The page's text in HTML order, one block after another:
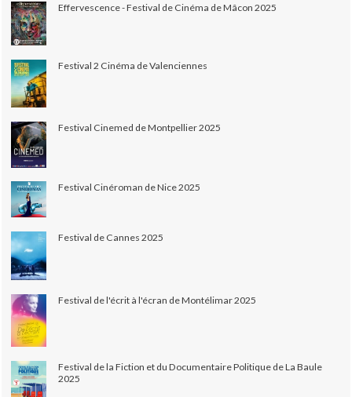
Effervescence - Festival de Cinéma de Mâcon 2025
Festival 2 Cinéma de Valenciennes
Festival Cinemed de Montpellier 2025
Festival Cinéroman de Nice 2025
Festival de Cannes 2025
Festival de l'écrit à l'écran de Montélimar 2025
Festival de la Fiction et du Documentaire Politique de La Baule
2025